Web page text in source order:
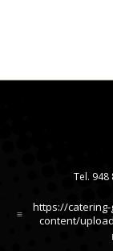
Tel. 948
https://
content/